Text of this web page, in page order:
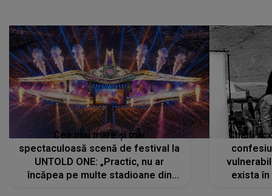
Cea mai mare și mai
spectaculoasă scenă de festival la
UNTOLD ONE: „Practic, nu ar
încăpea pe multe stadioane din
Charli
exista